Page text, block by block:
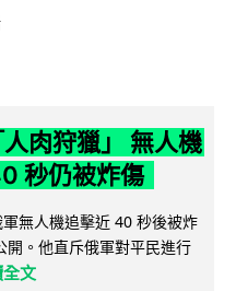
肉狩獵」 無人機
秒仍被炸傷
無人機追擊近 40 秒後被炸
開。他直斥俄軍對平民進行
全文